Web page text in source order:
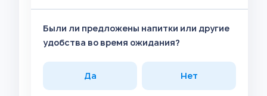
Были ли предложены напитки или другие
удобства во время ожидания?
Да Нет